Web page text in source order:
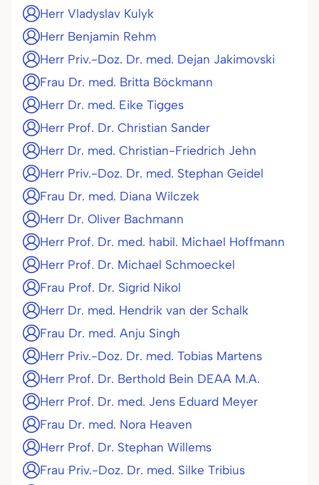
Herr Vladyslav Kulyk
Herr Benjamin Rehm
Herr Priv.-Doz. Dr. med. Dejan Jakimovski
Frau Dr. med. Britta Böckmann
Herr Dr. med. Eike Tigges
Herr Prof. Dr. Christian Sander
Herr Dr. med. Christian-Friedrich Jehn
Herr Priv.-Doz. Dr. med. Stephan Geidel
Frau Dr. med. Diana Wilczek
Herr Dr. Oliver Bachmann
Herr Prof. Dr. med. habil. Michael Hoffmann
Herr Prof. Dr. Michael Schmoeckel
Frau Prof. Dr. Sigrid Nikol
Herr Dr. med. Hendrik van der Schalk
Frau Dr. med. Anju Singh
Herr Priv.-Doz. Dr. med. Tobias Martens
Herr Prof. Dr. Berthold Bein DEAA M.A.
Herr Prof. Dr. med. Jens Eduard Meyer
Frau Dr. med. Nora Heaven
Herr Prof. Dr. Stephan Willems
Frau Priv.-Doz. Dr. med. Silke Tribius